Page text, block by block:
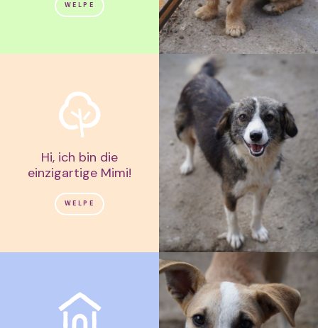
WELPE
Hi, ich bin die
einzigartige Mimi!
WELPE